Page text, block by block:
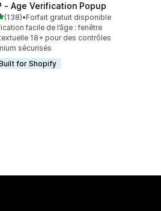
‑ Age Verification Popup
sur 5
(138)au total
•Forfait gratuit disponible
facile de l’âge : fenêtre
18+ pour des contrôles
sécurisés
for Shopify